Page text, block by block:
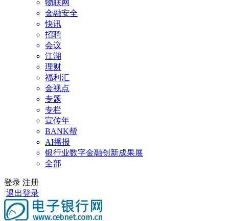
物联网
金融安全
快讯
招聘
会议
江湖
理财
福利汇
金视点
专题
专栏
宣传年
BANK帮
AI播报
银行业数字金融创新成果展
全部
登录 注册
退出登录